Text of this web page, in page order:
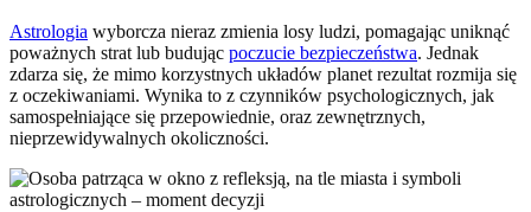
Astrologia wyborcza nieraz zmienia losy ludzi, pomagając uniknąć
poważnych strat lub budując poczucie bezpieczeństwa. Jednak
zdarza się, że mimo korzystnych układów planet rezultat rozmija się
z oczekiwaniami. Wynika to z czynników psychologicznych, jak
samospełniające się przepowiednie, oraz zewnętrznych,
nieprzewidywalnych okoliczności.